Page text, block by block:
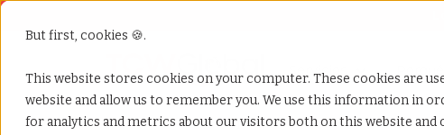
But first, cookies 🍪.
This website stores cookies on your computer. These cookies are
website and allow us to remember you. We use this information in
for analytics and metrics about our visitors both on this website and
Show
Servicios Show
Home»Es»Internship